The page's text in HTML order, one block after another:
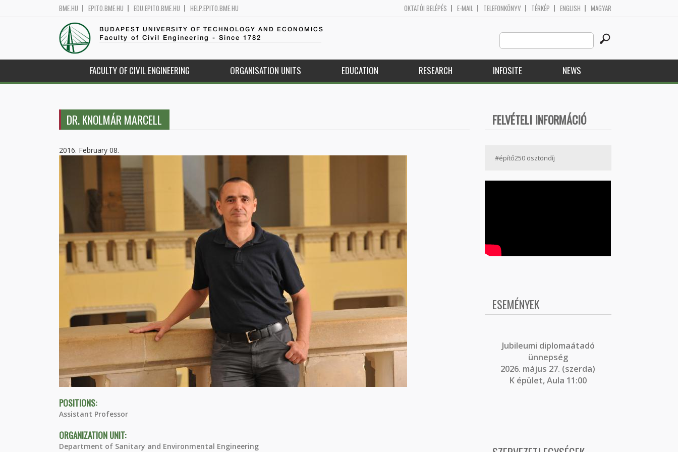
BME.HU EPITO.BME.HU EDU.EPITO.BME.HU HELP.EPITO.BME.HU OKTATÓI BELÉPÉS E-MAIL TELEFONKÖNYV TÉRKÉP ENGLISH MAGYAR
BUDAPEST UNIVERSITY OF TECHNOLOGY AND ECONOMICS
Faculty of Civil Engineering - Since 1782
Search
this
site
FACULTY OF CIVIL ENGINEERING ORGANISATION UNITS EDUCATION RESEARCH INFOSITE NEWS
DR. KNOLMÁR MARCELL
2016. February 08.
POSITIONS:
Assistant Professor
ORGANIZATION UNIT:
Department of Sanitary and Environmental Engineering
FELVÉTELI INFORMÁCIÓ
#építő250 ösztöndíj
ESEMÉNYEK
Jubileumi diplomaátadó
ünnepség
2026. május 27. (szerda)
K épület, Aula 11:00